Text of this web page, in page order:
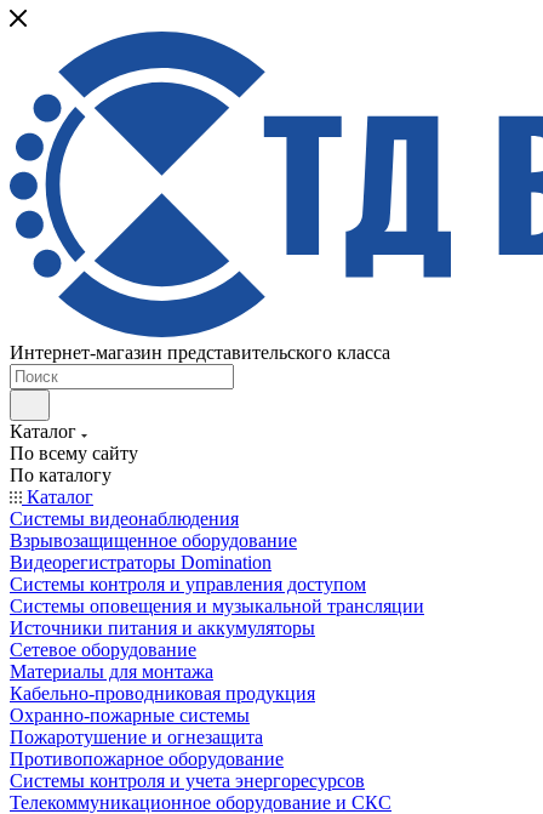
Интернет-магазин представительского класса
Каталог
По всему сайту
По каталогу
Каталог
Системы видеонаблюдения
Взрывозащищенное оборудование
Видеорегистраторы Domination
Системы контроля и управления доступом
Системы оповещения и музыкальной трансляции
Источники питания и аккумуляторы
Сетевое оборудование
Материалы для монтажа
Кабельно-проводниковая продукция
Охранно-пожарные системы
Пожаротушение и огнезащита
Противопожарное оборудование
Системы контроля и учета энергоресурсов
Телекоммуникационное оборудование и СКС